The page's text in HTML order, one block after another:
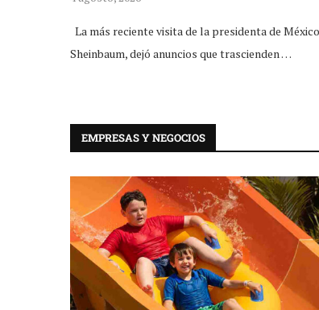
La más reciente visita de la presidenta de
Sheinbaum, dejó anuncios que trascienden …
EMPRESAS Y NEGOCIOS